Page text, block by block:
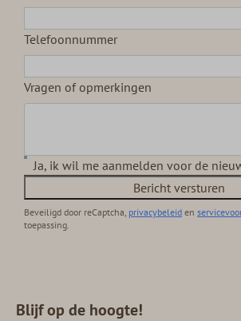
Telefoonnummer
Vragen of opmerkingen
Ja, ik wil me aanmelden voor de
Bericht versturen
Beveiligd door reCaptcha, privacybeleid en
toepassing.
Blijf op de hoogte!